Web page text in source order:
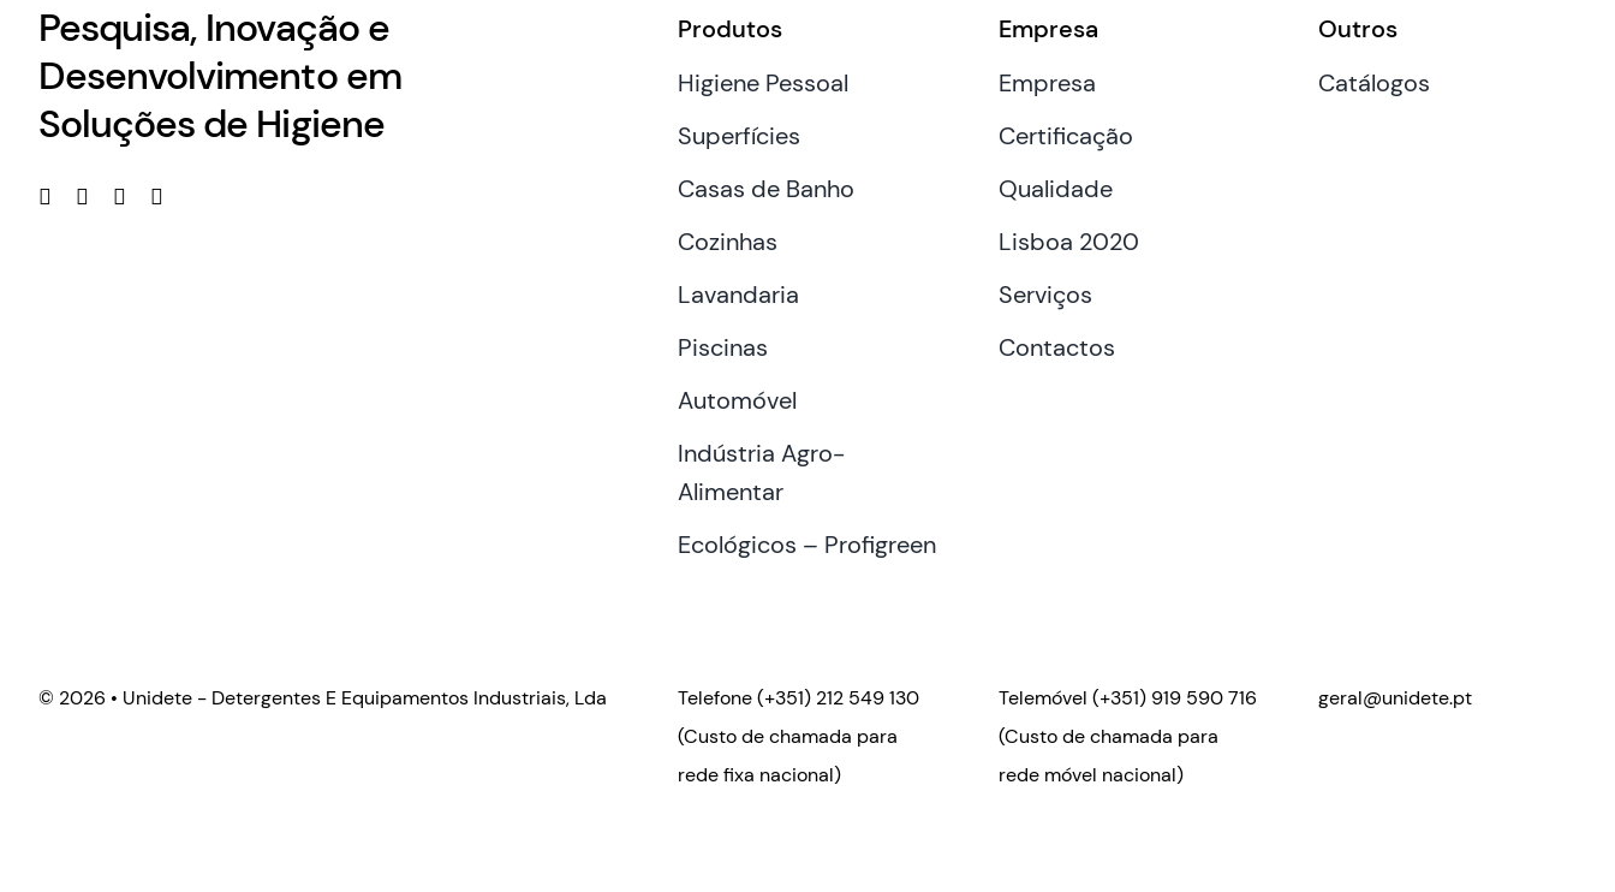
Pesquisa, Inovação e
Desenvolvimento em
Soluções de Higiene
Produtos
Higiene Pessoal
Superfícies
Casas de Banho
Cozinhas
Lavandaria
Piscinas
Automóvel
Indústria Agro-
Alimentar
Ecológicos – Profigreen
Empresa
Empresa
Certificação
Qualidade
Lisboa 2020
Serviços
Contactos
Outros
Catálogos
© 2026 • Unidete - Detergentes E Equipamentos Industriais, Lda Telefone(+351) 212 549 130
(Custo de chamada para
rede fixa nacional)
Telemóvel (+351) 919 590 716
(Custo de chamada para
rede móvel nacional)
geral@unidete.pt